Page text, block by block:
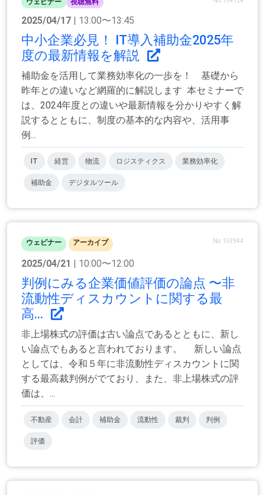
ウェビナー 視聴無料
2025/04/17 | 13:00〜13:45
中小企業必見！ IT導入補助金2025年
度の最新情報を解説
補助金を活用して業務効率化の一歩を！ 基礎から
昨年との違いなど網羅的に解説します 本セミナーで
は、2024年度との違いや最新情報を分かりやすく解
説するとともに、制度の基本的な内容や、活用事
例...
IT 経営 物流 ロジスティクス 業務効率化
補助金 デジタルツール
ウェビナー アーカイブ No.153944
2025/04/21 | 10:00〜12:00
判例にみる企業価値評価の論点 〜非
流動性ディスカウントに関する最
高...
非上場株式の評価は古い論点であるとともに、新し
い論点でもあると言われております。 新しい論点
としては、令和５年に非流動性ディスカウントに関
する最高裁判例がでており、また、非上場株式の評
価は、...
不動産 会計 補助金 流動性 裁判 判例
評価